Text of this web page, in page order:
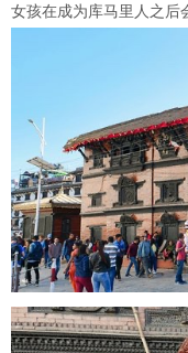
女孩在成为库马里人之后